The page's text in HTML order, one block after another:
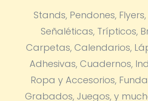
Stands, Pendones,
Señaléticas, Trípticos,
Carpetas, Calendarios,
Adhesivas, Cuadernos,
Ropa y Accesorios,
Grabados, Juegos, y